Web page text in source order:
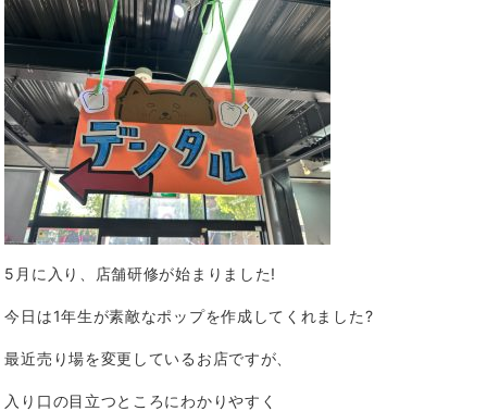
5月に入り、店舗研修が始まりました!
今日は1年生が素敵なポップを作成してくれました?
最近売り場を変更しているお店ですが、
入り口の目立つところにわかりやすく